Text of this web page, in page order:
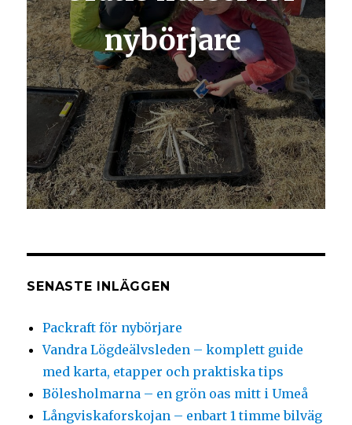
nybörjare
SENASTE INLÄGGEN
Packraft för nybörjare
Vandra Lögdeälvsleden – komplett guide
med karta, etapper och praktiska tips
Bölesholmarna – en grön oas mitt i Umeå
Långviskaforskojan – enbart 1 timme bilväg